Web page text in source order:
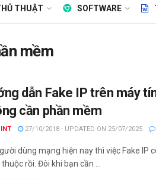
THUẬT SOFTWARE
mềm
dẫn Fake IP trên máy
cần phần mềm
27/10/2018 - UPDATED ON 25/07/2025
dùng mạng hiện nay thì việc Fake IP
rồi. Đôi khi bạn cần ...